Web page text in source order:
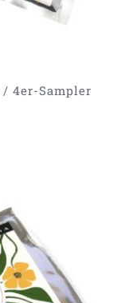
4er-Sampler